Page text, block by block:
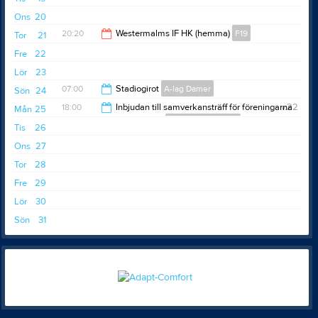
20
Ons
21
Tor 20:20 Westermalms IF HK (hemma) F19
22
Fre
23
Lör
24
Sön 07:00 Stadiogirot A-lag Damer
25
Mån v.22
18:00
Inbjudan till samverkansträff för föreningarna
26
Tis
27
Ons
28
Tor
29
Fre
30
Lör
31
Sön